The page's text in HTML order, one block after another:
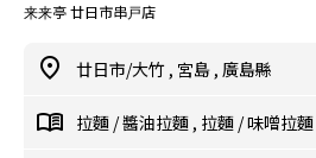
来来亭 廿日市串戸店
廿日市/大竹 , 宮島 , 廣島縣
拉麵 /醬油拉麵 , 拉麵 /味噌拉麵